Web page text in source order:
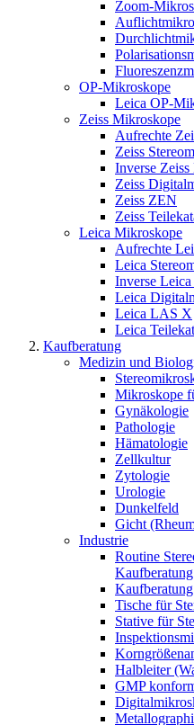
Zoom-
OP-Mikroskope
Leica OP-
Zeiss Mikroskope
Aufrechte
Zeiss
Inverse
Zeiss
Zeiss ZEN
Zeiss
Leica Mikroskope
Aufrechte
Leica
Inverse
Leica
Leica LAS X
Leica
Kaufberatung
Medizin und
Mikroskope
Gynäkologie
Pathologie
Hämatologie
Zellkultur
Zytologie
Urologie
Dunkelfeld
Gicht
Industrie
Routine
Tische für
Stative für
Halbleiter
GMP